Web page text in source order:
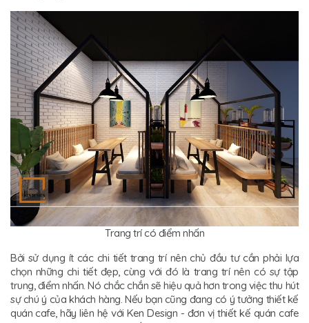
Trang trí có điểm nhấn
Bởi sử dụng ít các chi tiết trang trí nên chủ đầu tư cần phải lựa
chọn những chi tiết đẹp, cùng với đó là trang trí nên có sự tập
trung, điểm nhấn. Nó chắc chắn sẽ hiệu quả hơn trong việc thu hút
sự chú ý của khách hàng. Nếu bạn cũng đang có ý tưởng thiết kế
quán cafe, hãy liên hệ với Ken Design - đơn vị thiết kế quán cafe